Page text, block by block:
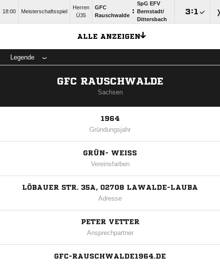
18:00 Meisterschaftsspiel
Herren
Ü35
GFC
Rauschwalde :
SpG EFV
Bernstadt/​
Dittersbach
:
ALLE ANZEIGEN
Legende
GFC RAUSCHWALDE
Sachsen
1964
Gründungsjahr
GRÜN- WEISS
Vereinsfarben
LÖBAUER STR. 35A, 02708 LAWALDE-LAUBA
Adresse
PETER VETTER
Ansprechpartner
GFC-RAUSCHWALDE1964.DE